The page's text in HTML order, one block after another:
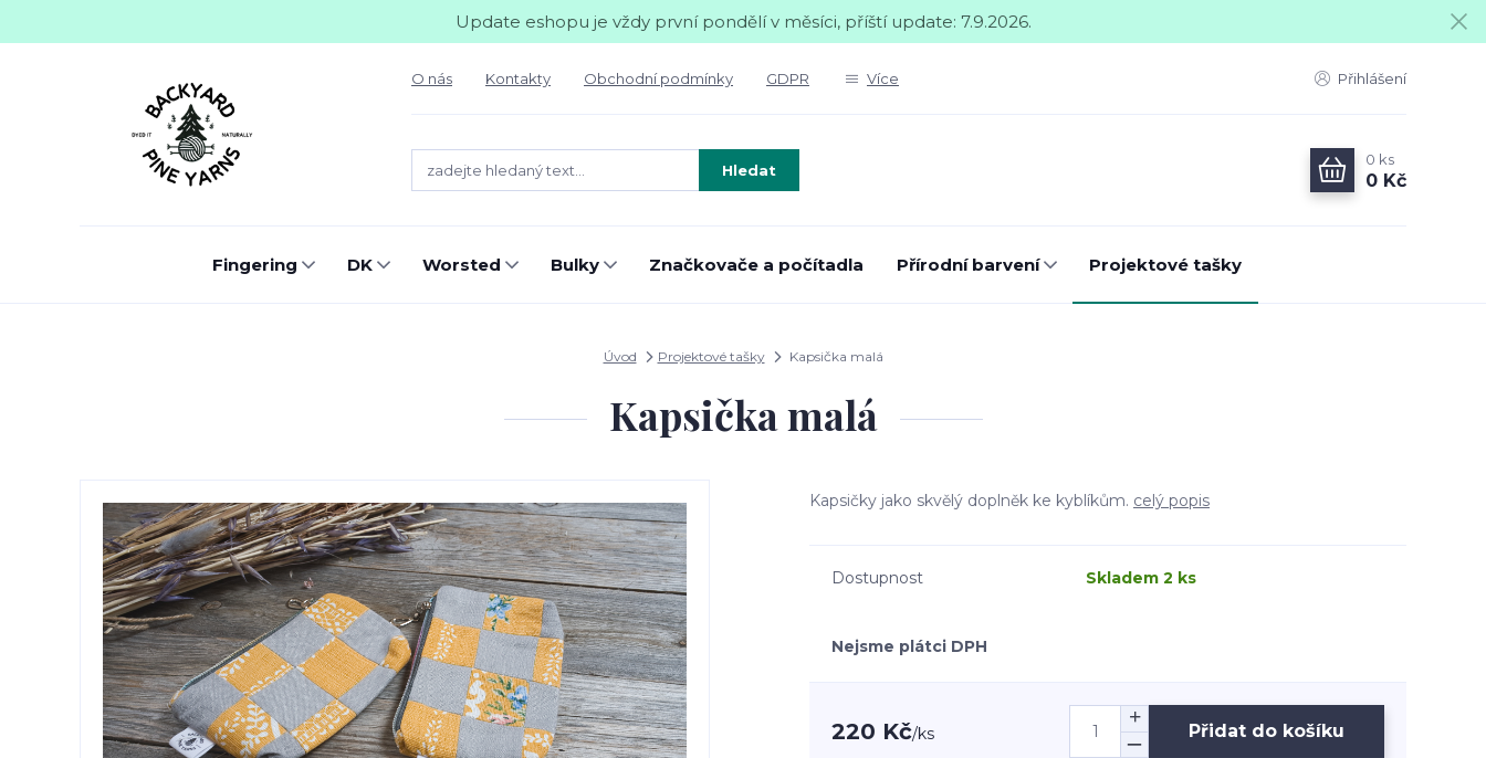
Update eshopu je vždy první pondělí v měsíci, příští update: 7.9.2026.
O nás Kontakty Obchodní podmínky GDPR Více Přihlášení
Hledat
0 ks
0 Kč
Fingering DK Worsted Bulky Značkovače a počítadla Přírodní barvení Projektové tašky
Úvod Projektové tašky Kapsička malá
Kapsička malá
Kapsičky jako skvělý doplněk ke kyblíkům. celý popis
Dostupnost Skladem 2 ks
Nejsme plátci DPH
220 Kč/ks Přidat do košíku